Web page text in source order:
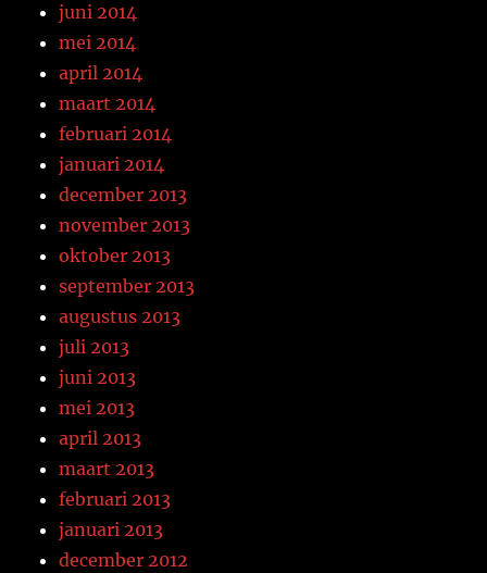
juni 2014
mei 2014
april 2014
maart 2014
februari 2014
januari 2014
december 2013
november 2013
oktober 2013
september 2013
augustus 2013
juli 2013
juni 2013
mei 2013
april 2013
maart 2013
februari 2013
januari 2013
december 2012